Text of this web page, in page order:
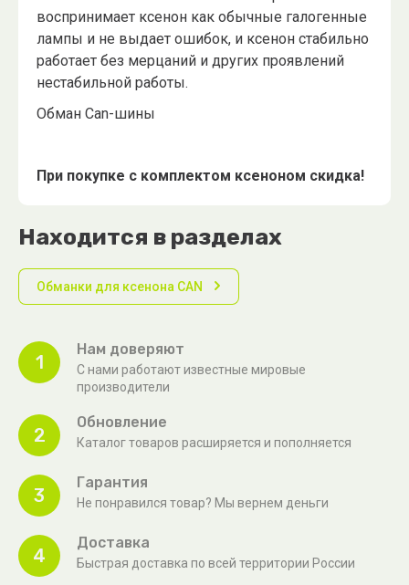
воспринимает ксенон как обычные галогенные
лампы и не выдает ошибок, и ксенон стабильно
работает без мерцаний и других проявлений
нестабильной работы.
Обман Can-шины
При покупке с комплектом ксеноном скидка!
Находится в разделах
Обманки для ксенона CAN
1
Нам доверяют
С нами работают известные мировые
производители
2
Обновление
Каталог товаров расширяется и пополняется
3
Гарантия
Не понравился товар? Мы вернем деньги
4
Доставка
Быстрая доставка по всей территории России